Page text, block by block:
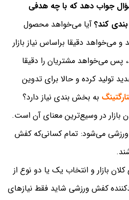
جواب دهد که با چه هدفی
بندی کند؟آیا می‌خواهد محصول
می‌خواهد دقیقا براساس نیاز بازار
پس می‌خواهد مشتریان را دقیقا
تولید کرده و حالا برای تدوین
به بخش بندی نیاز دارد؟
در وسیع‌ترین معنای آن است.
ورزشی می‌شود: تمام کسانی‌که کفش
بازار و انتخاب یک یا دو نوع از
کفش ورزشی شاید فقط نیازهای